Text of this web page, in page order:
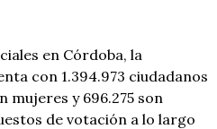
en Córdoba, la
con 1.394.973 ciudadanos
mujeres y 696.275 son
de votación a lo largo